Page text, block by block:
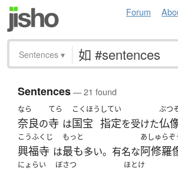
Forum
Sentences ▾
Sentences— 21 found
なら
奈良の
てら
寺 は
こくほう
国宝
してい
指定を受けた
ぶつ
仏
こうふくじ
興福寺 は
もっと
最も多い。有名な
あしゅらぞ
阿修羅
にょらい ぼさつ ほとけ